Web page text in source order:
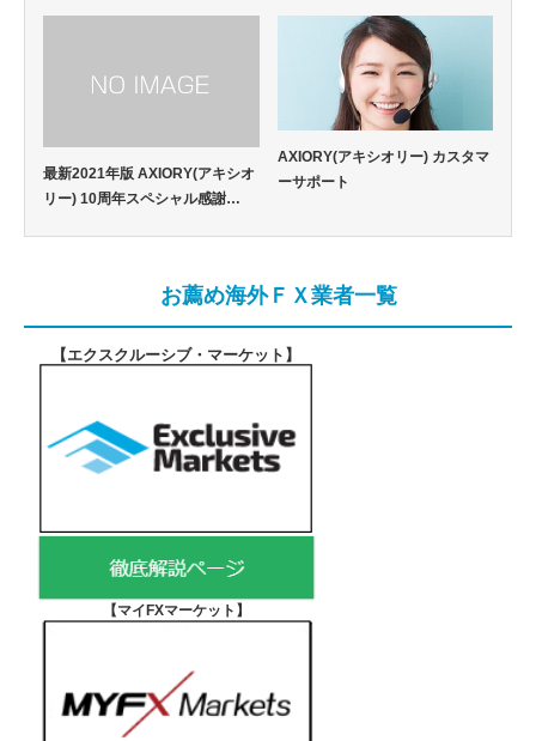
最新2021年版 AXIORY(アキシオ
リー) 10周年スペシャル感謝…
AXIORY(アキシオリー) カスタマ
ーサポート
お薦め海外ＦＸ業者一覧
【エクスクルーシブ・マーケット 】
【マイFXマーケット 】